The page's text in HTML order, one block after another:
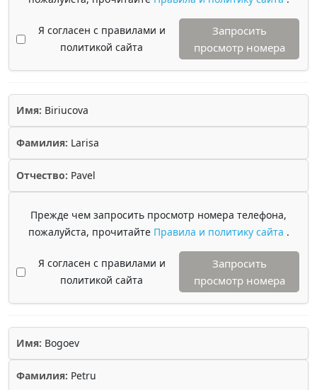
Я согласен с правилами и
политикой сайта
Запросить
просмотр номера
Имя: Biriucova
Фамилия: Larisa
Отчество: Pavel
Прежде чем запросить просмотр номера телефона,
пожалуйста, прочитайте Правила и политику сайта .
Я согласен с правилами и
политикой сайта
Запросить
просмотр номера
Имя: Bogoev
Фамилия: Petru